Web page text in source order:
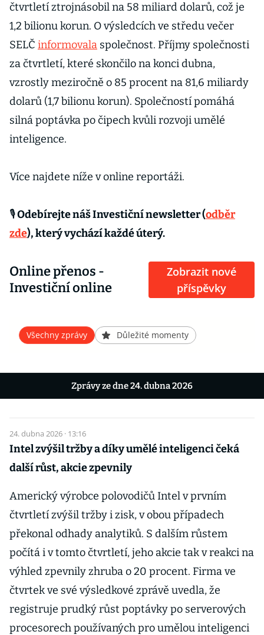
čtvrtletí ztrojnásobil na 58 miliard dolarů, což je
1,2 bilionu korun. O výsledcích ve středu večer
SELČ informovala společnost. Příjmy společnosti
za čtvrtletí, které skončilo na konci dubna,
vzrostly meziročně o 85 procent na 81,6 miliardy
dolarů (1,7 bilionu korun). Společností pomáhá
silná poptávka po čipech kvůli rozvoji umělé
inteligence.
Více najdete níže v online reportáži.
🎙 Odebírejte náš Investiční newsletter (odběr
zde), který vychází každé úterý.
Online přenos -
Investiční online
Zobrazit nové
příspěvky
Všechny zprávy Důležité momenty
Zprávy ze dne 24. dubna 2026
24. dubna 2026 · 13:16
Intel zvýšil tržby a díky umělé inteligenci čeká
další růst, akcie zpevnily
Americký výrobce polovodičů Intel v prvním
čtvrtletí zvýšil tržby i zisk, v obou případech
překonal odhady analytiků. S dalším růstem
počítá i v tomto čtvrtletí, jeho akcie tak v reakci na
výhled zpevnily zhruba o 20 procent. Firma ve
čtvrtek ve své výsledkové zprávě uvedla, že
registruje prudký růst poptávky po serverových
procesorech používaných pro umělou inteligenci